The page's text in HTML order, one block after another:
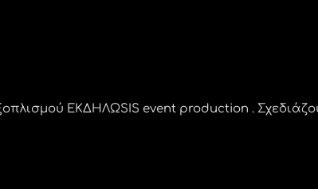
ΕΚΔΗΛΩSIS event production .